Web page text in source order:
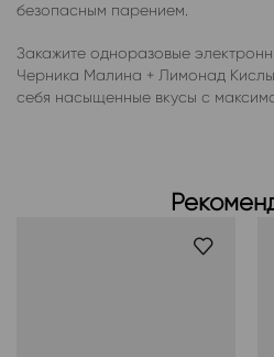
безопасным парением.
Закажите одноразовые
Черника Малина + Лимонад
себя насыщенные вкусы с